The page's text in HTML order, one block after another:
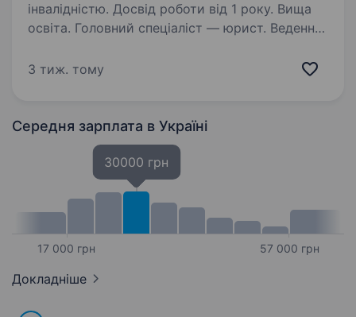
інвалідністю. Досвід роботи від 1 року. Вища
освіта. Головний спеціаліст — юрист. Ведення
юридичних консультацій керівництву
внутрішніх нормативно-правових…
3 тиж. тому
Середня зарплата в Україні
17 000 грн
30000 грн
57 000 грн
Докладніше